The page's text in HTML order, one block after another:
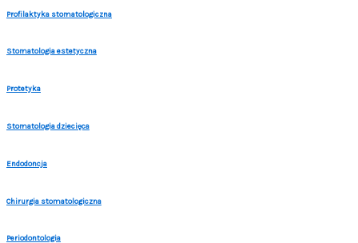
Profilaktyka stomatologiczna
Stomatologia estetyczna
Protetyka
Stomatologia dziecięca
Endodoncja
Chirurgia stomatologiczna
Periodontologia